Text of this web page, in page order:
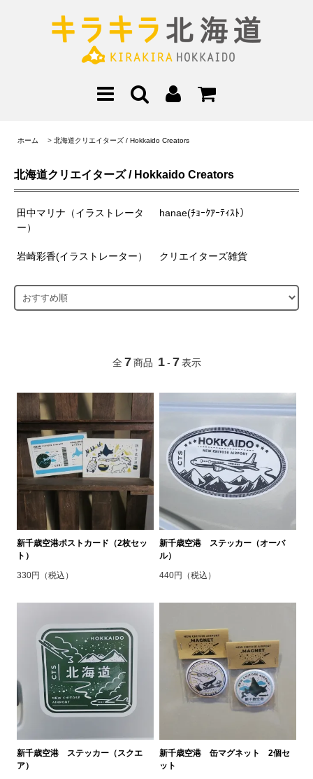
ホーム > 北海道クリエイターズ / Hokkaido Creators
北海道クリエイターズ / Hokkaido Creators
田中マリナ（イラストレータ
ー）
hanae(ﾁｮｰｸｱｰﾃｨｽﾄ）
岩崎彩香(イラストレーター） クリエイターズ雑貨
全 7 商品 1 - 7 表示
新千歳空港ポストカード（2枚セッ
ト）
330円（税込）
新千歳空港 ステッカー（オーバ
ル）
440円（税込）
新千歳空港 ステッカー（スクエ
ア）
新千歳空港 缶マグネット 2個セ
ット